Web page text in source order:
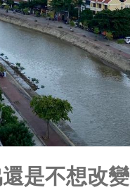
是不想改變